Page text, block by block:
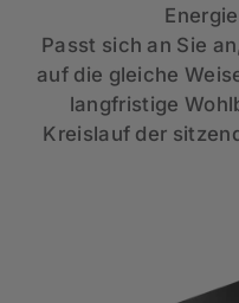
Passt sich an Sie
auf die gleiche
langfristige
Kreislauf der